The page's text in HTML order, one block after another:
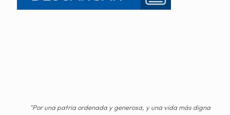
"Por una patria ordenada y generosa, y una vida más digna